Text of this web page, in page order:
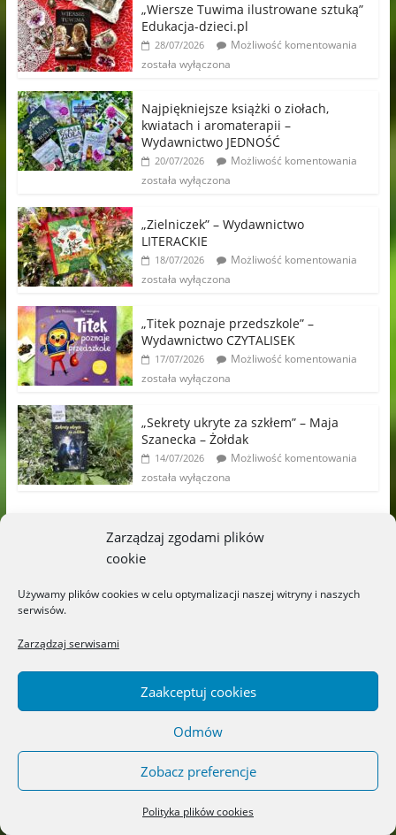
Zarządzaj zgodami plików
cookie
Używamy plików cookies w celu optymalizacji naszej witryny i naszych
serwisów.
Zarządzaj serwisami
Zaakceptuj cookies
Odmów
Zobacz preferencje
Polityka plików cookies
„Wiersze Tuwima ilustrowane sztuką”
Edukacja-dzieci.pl
28/07/2026
Możliwość komentowania
została wyłączona
Najpiękniejsze książki o ziołach,
kwiatach i aromaterapii –
Wydawnictwo JEDNOŚĆ
20/07/2026
Możliwość komentowania
została wyłączona
„Zielniczek” – Wydawnictwo
LITERACKIE
18/07/2026
Możliwość komentowania
została wyłączona
„Titek poznaje przedszkole” –
Wydawnictwo CZYTALISEK
17/07/2026
Możliwość komentowania
została wyłączona
„Sekrety ukryte za szkłem” – Maja
Szanecka – Żołdak
14/07/2026
Możliwość komentowania
została wyłączona
sierpień 2026
czerwiec 2026
maj 2026
kwiecień 2026
luty 2026
styczeń 2026